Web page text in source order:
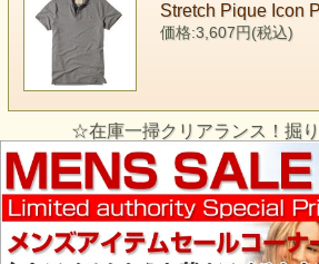
Stretch Pique Icon
価格:3,607円(税込)
☆在庫一掃クリアランス！掘り